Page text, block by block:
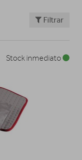
Filtrar
Stock inmediato